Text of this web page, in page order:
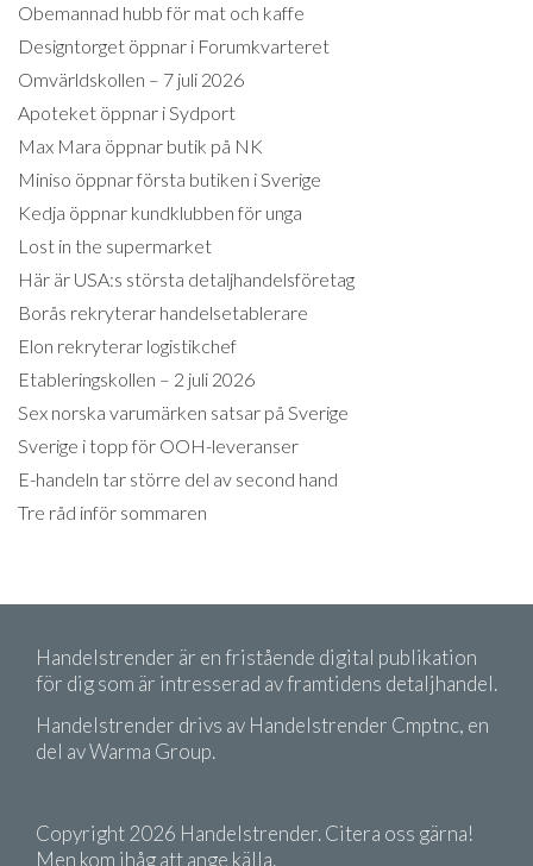
Obemannad hubb för mat och kaffe
Designtorget öppnar i Forumkvarteret
Omvärldskollen – 7 juli 2026
Apoteket öppnar i Sydport
Max Mara öppnar butik på NK
Miniso öppnar första butiken i Sverige
Kedja öppnar kundklubben för unga
Lost in the supermarket
Här är USA:s största detaljhandelsföretag
Borås rekryterar handelsetablerare
Elon rekryterar logistikchef
Etableringskollen – 2 juli 2026
Sex norska varumärken satsar på Sverige
Sverige i topp för OOH-leveranser
E-handeln tar större del av second hand
Tre råd inför sommaren
Handelstrender är en fristående digital publikation
för dig som är intresserad av framtidens detaljhandel.
Handelstrender drivs av Handelstrender Cmptnc, en
del av Warma Group.
Copyright 2026 Handelstrender. Citera oss gärna!
Men kom ihåg att ange källa.